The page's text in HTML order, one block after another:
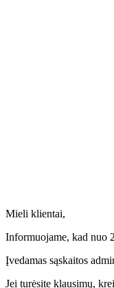
Mieli klientai,
Informuojame, kad nuo
Įvedamas sąskaitos
Jei turėsite klausimų,